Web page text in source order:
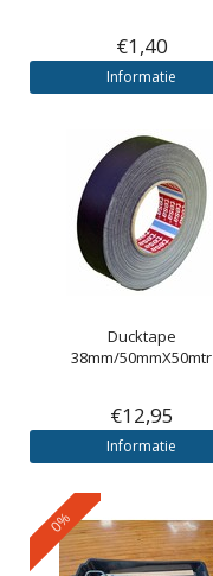
€1,40
Informatie
Ducktape
38mm/50mmX50mtr
€12,95
Informatie
0%